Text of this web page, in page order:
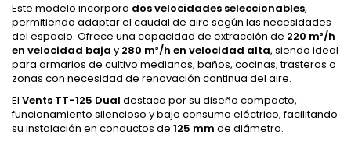
Este modelo incorpora dos velocidades seleccionables,
permitiendo adaptar el caudal de aire según las necesidades
del espacio. Ofrece una capacidad de extracción de 220 m³/h
en velocidad baja y 280 m³/h en velocidad alta, siendo ideal
para armarios de cultivo medianos, baños, cocinas, trasteros o
zonas con necesidad de renovación continua del aire.
El Vents TT-125 Dual destaca por su diseño compacto,
funcionamiento silencioso y bajo consumo eléctrico, facilitando
su instalación en conductos de 125 mm de diámetro.